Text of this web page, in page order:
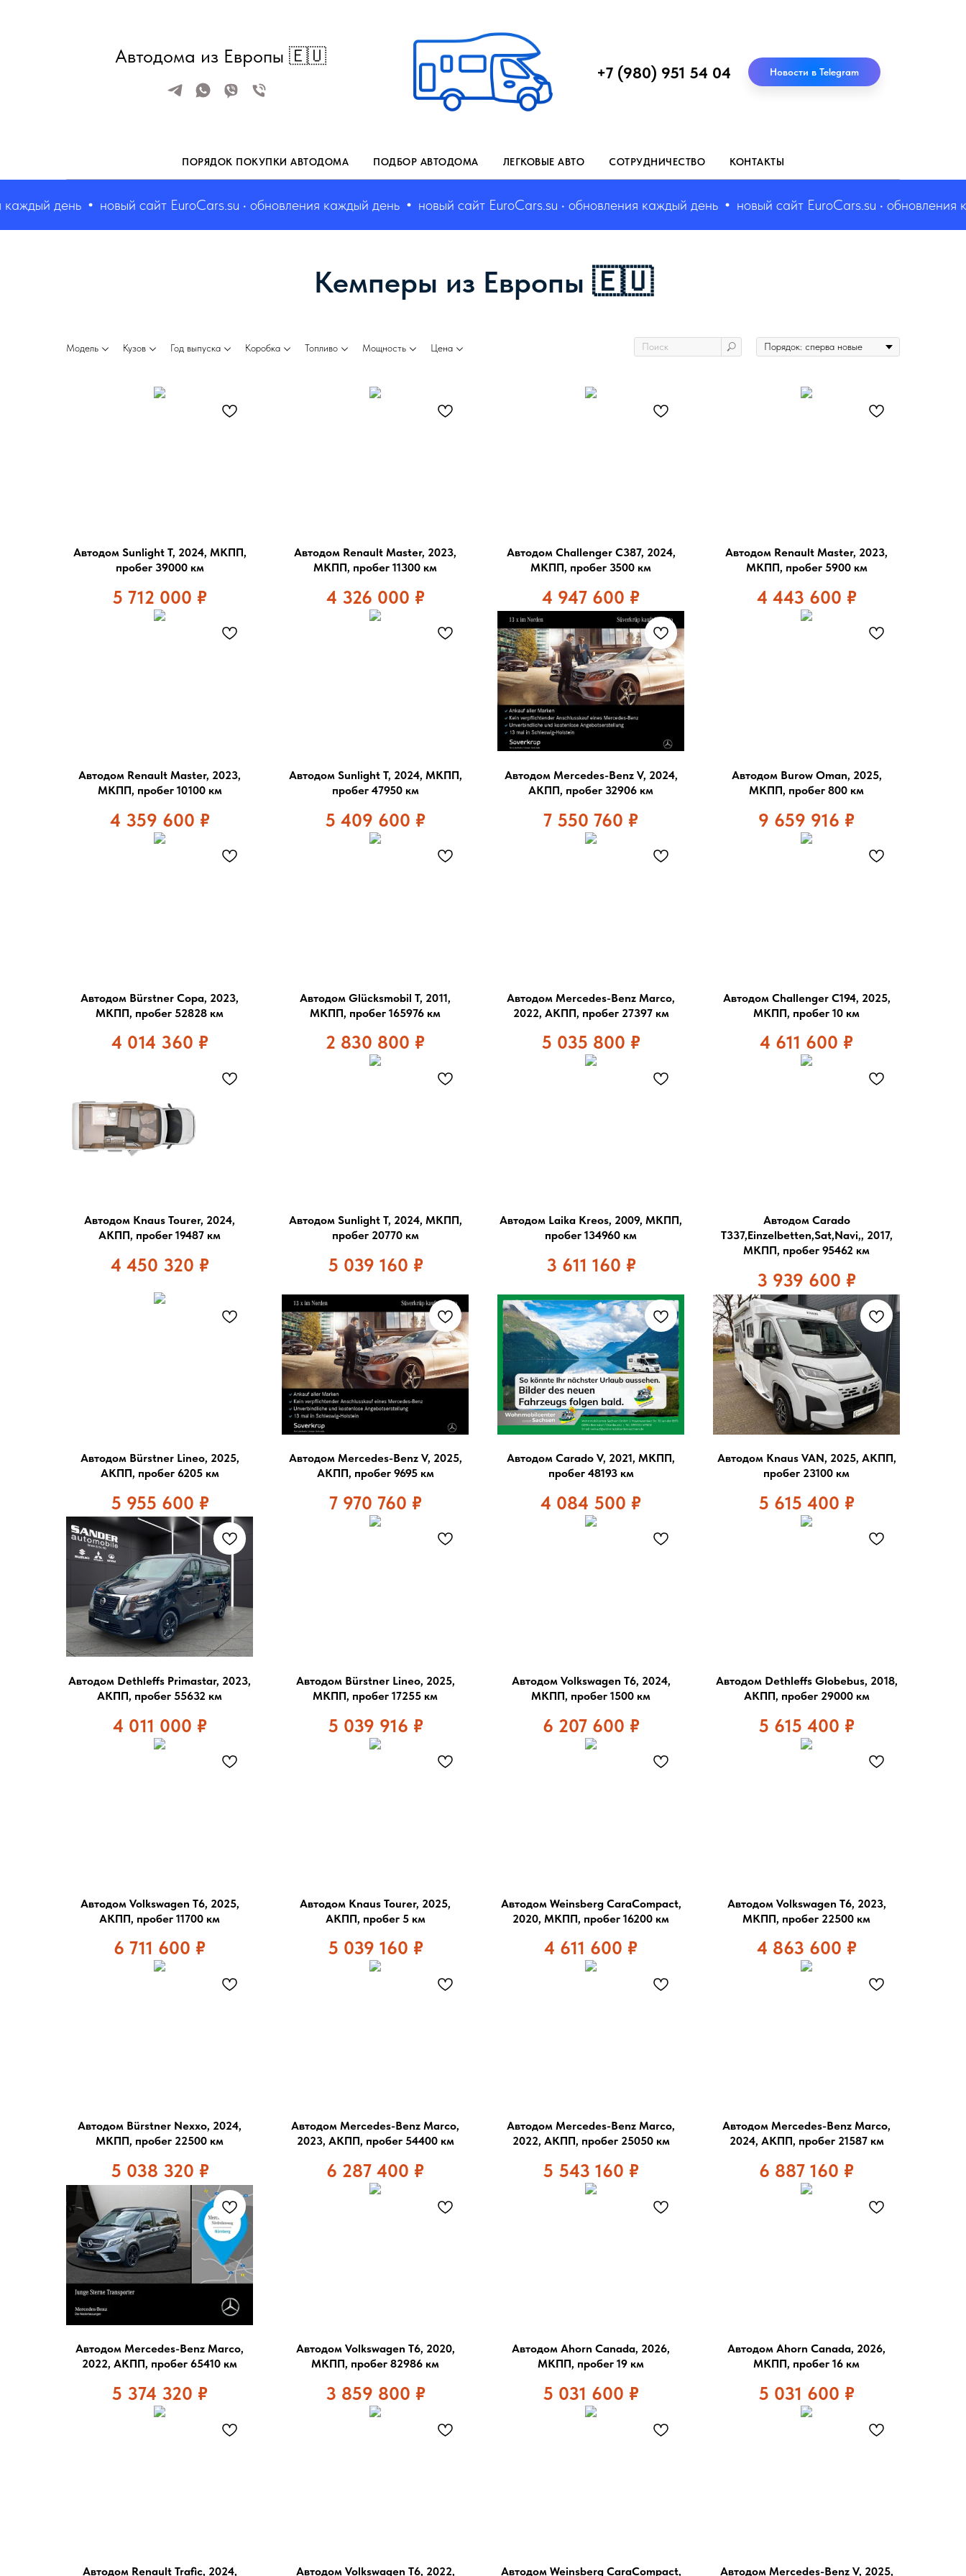
Автодома из Европы 🇪🇺
+7 (980) 951 54 04 Новости в Telegram
ПОРЯДОК ПОКУПКИ АВТОДОМА ПОДБОР АВТОДОМА ЛЕГКОВЫЕ АВТО СОТРУДНИЧЕСТВО КОНТАКТЫ
день новый сайт EuroCars.su • обновления каждый день новый сайт EuroCars.su • обновления каждый день новый сайт EuroCars.su • обновления
Кемперы из Европы 🇪🇺
Модель Кузов Год выпуска Коробка Топливо Мощность Цена
Автодом Sunlight T, 2024, МКПП,
пробег 39000 км
5 712 000 ₽
Автодом Renault Master, 2023,
МКПП, пробег 11300 км
4 326 000 ₽
Автодом Challenger C387, 2024,
МКПП, пробег 3500 км
4 947 600 ₽
Автодом Renault Master, 2023,
МКПП, пробег 5900 км
4 443 600 ₽
Автодом Renault Master, 2023,
МКПП, пробег 10100 км
4 359 600 ₽
Автодом Sunlight T, 2024, МКПП,
пробег 47950 км
5 409 600 ₽
Автодом Mercedes-Benz V, 2024,
АКПП, пробег 32906 км
7 550 760 ₽
Автодом Burow Oman, 2025,
МКПП, пробег 800 км
9 659 916 ₽
Автодом Bürstner Copa, 2023,
МКПП, пробег 52828 км
4 014 360 ₽
Автодом Glücksmobil T, 2011,
МКПП, пробег 165976 км
2 830 800 ₽
Автодом Mercedes-Benz Marco,
2022, АКПП, пробег 27397 км
5 035 800 ₽
Автодом Challenger C194, 2025,
МКПП, пробег 10 км
4 611 600 ₽
Автодом Knaus Tourer, 2024,
АКПП, пробег 19487 км
4 450 320 ₽
Автодом Sunlight T, 2024, МКПП,
пробег 20770 км
5 039 160 ₽
Автодом Laika Kreos, 2009, МКПП,
пробег 134960 км
3 611 160 ₽
Автодом Carado
T337,Einzelbetten,Sat,Navi,, 2017,
МКПП, пробег 95462 км
3 939 600 ₽
Автодом Bürstner Lineo, 2025,
АКПП, пробег 6205 км
5 955 600 ₽
Автодом Mercedes-Benz V, 2025,
АКПП, пробег 9695 км
7 970 760 ₽
Автодом Carado V, 2021, МКПП,
пробег 48193 км
4 084 500 ₽
Автодом Knaus VAN, 2025, АКПП,
пробег 23100 км
5 615 400 ₽
Автодом Dethleffs Primastar, 2023,
АКПП, пробег 55632 км
4 011 000 ₽
Автодом Bürstner Lineo, 2025,
МКПП, пробег 17255 км
5 039 916 ₽
Автодом Volkswagen T6, 2024,
МКПП, пробег 1500 км
6 207 600 ₽
Автодом Dethleffs Globebus, 2018,
АКПП, пробег 29000 км
5 615 400 ₽
Автодом Volkswagen T6, 2025,
АКПП, пробег 11700 км
6 711 600 ₽
Автодом Knaus Tourer, 2025,
АКПП, пробег 5 км
5 039 160 ₽
Автодом Weinsberg CaraCompact,
2020, МКПП, пробег 16200 км
4 611 600 ₽
Автодом Volkswagen T6, 2023,
МКПП, пробег 22500 км
4 863 600 ₽
Автодом Bürstner Nexxo, 2024,
МКПП, пробег 22500 км
5 038 320 ₽
Автодом Mercedes-Benz Marco,
2023, АКПП, пробег 54400 км
6 287 400 ₽
Автодом Mercedes-Benz Marco,
2022, АКПП, пробег 25050 км
5 543 160 ₽
Автодом Mercedes-Benz Marco,
2024, АКПП, пробег 21587 км
6 887 160 ₽
Автодом Mercedes-Benz Marco,
2022, АКПП, пробег 65410 км
5 374 320 ₽
Автодом Volkswagen T6, 2020,
МКПП, пробег 82986 км
3 859 800 ₽
Автодом Ahorn Canada, 2026,
МКПП, пробег 19 км
5 031 600 ₽
Автодом Ahorn Canada, 2026,
МКПП, пробег 16 км
5 031 600 ₽
Автодом Renault Trafic, 2024, Автодом Volkswagen T6, 2022, Автодом Weinsberg CaraCompact, Автодом Mercedes-Benz V, 2025,